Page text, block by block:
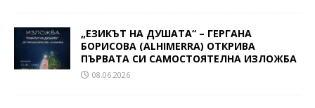
„ЕЗИКЪТ НА ДУШАТА“ – ГЕРГАНА
БОРИСОВА (ALHIMERRA) ОТКРИВА
ПЪРВАТА СИ САМОСТОЯТЕЛНА ИЗЛОЖБА
08.06.2026